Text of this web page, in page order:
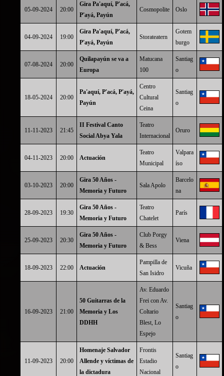
05-09-2024 20:00
Gira Pa'aquí, P'acá,
P'ayá, Payún
Cosmopolite Oslo
04-09-2024 19:00
Gira Pa'aquí, P'acá,
P'ayá, Payún
Storateatern
Gotem
burgo
07-08-2024 20:00
Quilapayún se va a
Europa
Matucana
100
Santiag
o
18-05-2024 20:00
Pa'aquí, P'acá, P'ayá,
Payún
Centro
Cultural
Ceina
Santiag
o
11-11-2023 21:45
II Festival Canto
Social Abya Yala
Teatro
Internacional
Oruro
04-11-2023 20:00 Actuación
Teatro
Municipal
Valpara
íso
03-10-2023 20:00
Gira 50 Años -
Memoria y Futuro
Sala Apolo
Barcelo
na
28-09-2023 19:30
Gira 50 Años -
Memoria y Futuro
Teatro
Chatelet
París
25-09-2023 20:30
Gira 50 Años -
Memoria y Futuro
Club Porgy
& Bess
Viena
18-09-2023 22:00 Actuación
Pampilla de
San Isidro
Vicuña
16-09-2023 21:00
50 Guitarras de la
Memoria y Los
DDHH
Av. Eduardo
Frei con Av.
Coltario
Blest, Lo
Espejo
Santiag
o
11-09-2023 20:00
Homenaje Salvador
Allende y víctimas de
la dictadura
Frontis
Estadio
Nacional
Santiag
o